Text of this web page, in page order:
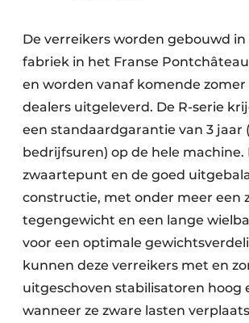
De verreikers worden gebouwd
fabriek in het Franse
en worden vanaf komende zomer
dealers uitgeleverd. De R-serie
een standaardgarantie van 3 jaar
bedrijfsuren) op de hele machine.
zwaartepunt en de goed
constructie, met onder meer een
tegengewicht en een lange
voor een optimale
kunnen deze verreikers met en
uitgeschoven stabilisatoren hoog
wanneer ze zware lasten